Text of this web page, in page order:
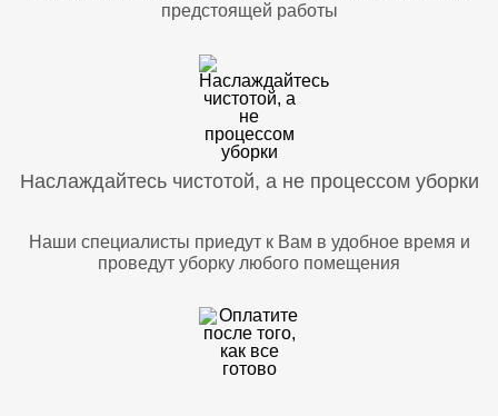
предстоящей работы
Наслаждайтесь чистотой, а не процессом уборки
Наши специалисты приедут к Вам в удобное время и
проведут уборку любого помещения